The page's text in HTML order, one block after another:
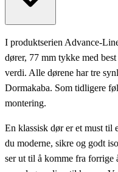
I produktserien Advance-
dører, 77 mm tykke med
verdi. Alle dørene har tre
Dormakaba. Som tidligere
montering.
En klassisk dør er et must til
du moderne, sikre og godt
ser ut til å komme fra forrige